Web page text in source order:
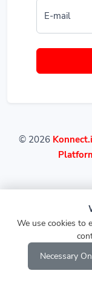
E-mail
© 2026
We use cookies to
Necessary